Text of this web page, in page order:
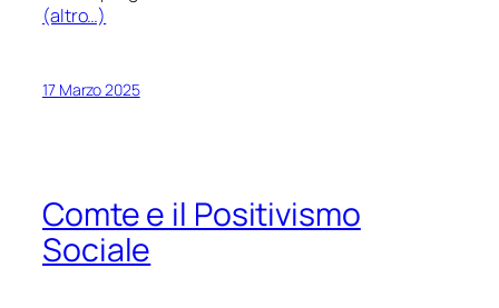
(altro…)
17 Marzo 2025
Comte e il Positivismo
Sociale